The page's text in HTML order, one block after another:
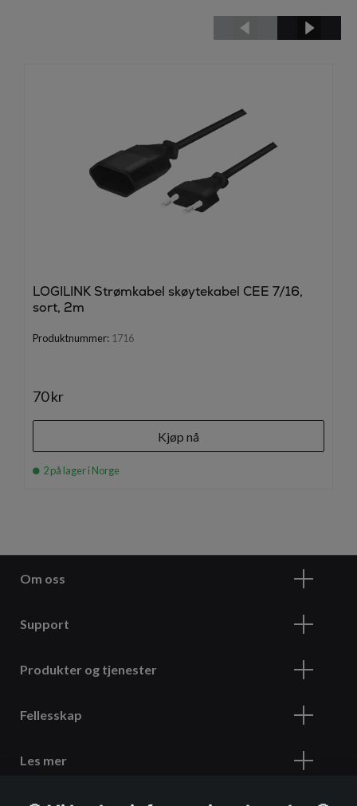
LOGILINK Strømkabel skøytekabel CEE 7/16,
sort, 2m
Produktnummer: 1716
70 kr
Kjøp nå
2 på lager i Norge
Om oss
Support
Produkter og tjenester
Fellesskap
Les mer